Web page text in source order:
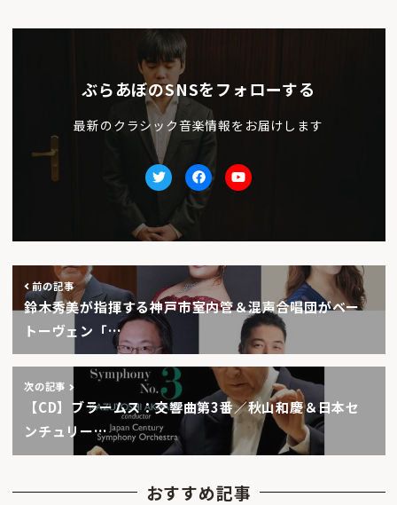
ぶらあぼのSNSをフォローする
最新のクラシック音楽情報をお届けします
TwitterfacebookYoutube
前の記事
鈴木秀美が指揮する神戸市室内管＆混声合唱団がベー
トーヴェン「…
次の記事
【CD】ブラームス：交響曲第3番／秋山和慶＆日本セ
ンチュリー…
おすすめ記事